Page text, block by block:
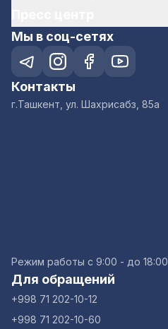
Мы в соц-сетях
Контакты
г.Ташкент, ул. Шахрисабз, 85а
Режим работы с 9:00 - до 18:00
Для обращений
+998 71 202-10-12
+998 71 202-10-60